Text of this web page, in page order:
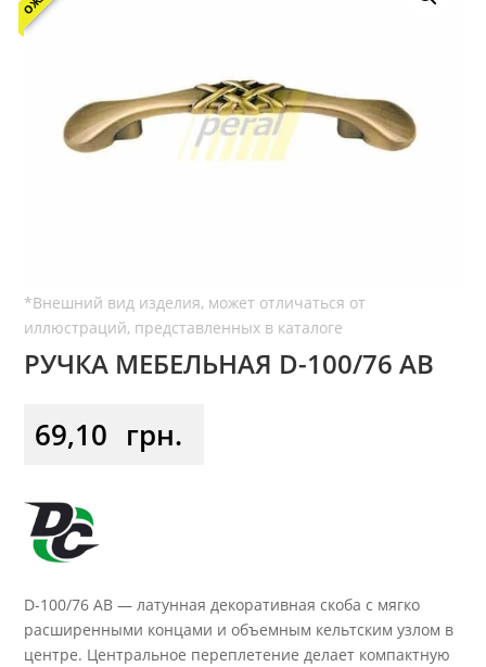
РУЧКА МЕБЕЛЬНАЯ D-100/76 АВ
69,10 грн.
D-100/76 АВ — латунная декоративная скоба с мягко
расширенными концами и объемным кельтским узлом в
центре. Центральное переплетение делает компактную